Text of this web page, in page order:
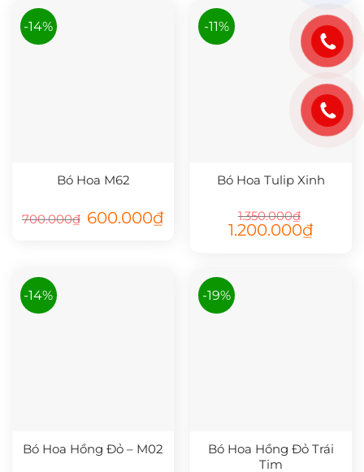
-14%
Bó Hoa M62
700.000₫ Giá
gốc
600.000₫Giá
-11%
Bó Hoa Tulip Xinh
1.350.000₫
Giá
gốc
1.200.000₫Giá
-14%
Bó Hoa Hồng Đỏ – M02
-19%
Bó Hoa Hồng Đỏ Trái
Tim